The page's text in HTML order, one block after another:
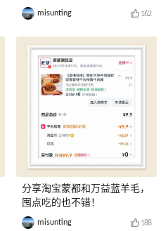
misunting 162
分享淘宝蒙都和万益蓝羊毛，
囤点吃的也不错！
misunting 188